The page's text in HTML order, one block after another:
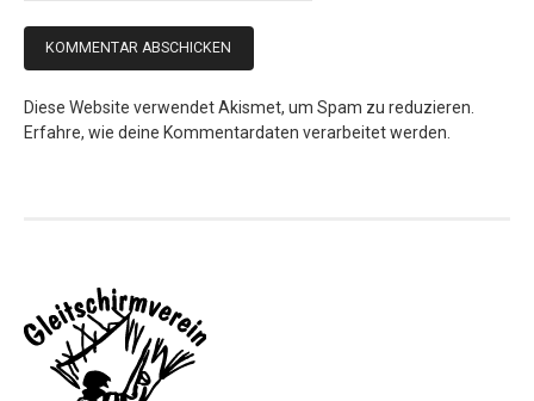
Diese Website verwendet Akismet, um Spam zu reduzieren.
Erfahre, wie deine Kommentardaten verarbeitet werden.